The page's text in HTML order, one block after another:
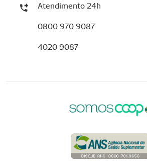
Atendimento 24h
0800 970 9087
4020 9087